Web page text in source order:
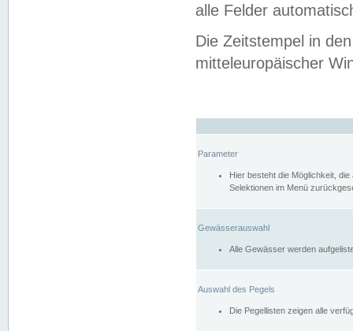
alle Felder
Die Zeitstempel in
mitteleuropäischer
Parameter
Hier besteht die Möglichkeit,
Selektionen im Menü
Gewässerauswahl
Alle Gewässer werden
Auswahl des Pegels
Die Pegellisten zeigen alle